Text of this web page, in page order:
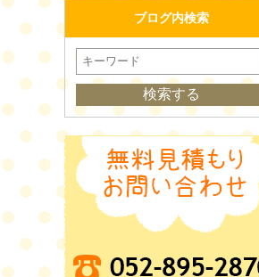
ブログ内検索